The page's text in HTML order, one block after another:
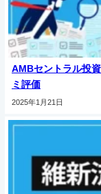
AMBセントラル投
ミ評価
2025年1月21日